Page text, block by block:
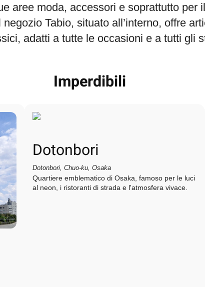
aree moda, accessori e soprattutto per
Tabio, situato all’interno, offre
adatti a tutte le occasioni e a tutti gli
Imperdibili
Dotonbori
Dotonbori, Chuo‑ku, Osaka
Quartiere emblematico di Osaka, famoso per le luci
al neon, i ristoranti di strada e l'atmosfera vivace.